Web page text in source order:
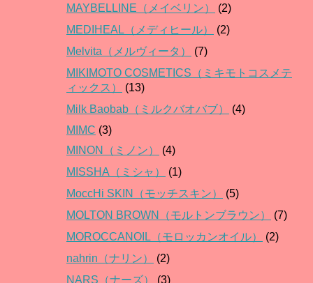
MAYBELLINE（メイベリン）
(2)
MEDIHEAL（メディヒール）
(2)
Melvita（メルヴィータ）
(7)
MIKIMOTO COSMETICS（ミキモトコスメテ
ィックス）
(13)
Milk Baobab（ミルクバオバブ）
(4)
MIMC (3)
MINON（ミノン）
(4)
MISSHA（ミシャ）
(1)
MoccHi SKIN（モッチスキン）
(5)
MOLTON BROWN（モルトンブラウン）
(7)
MOROCCANOIL（モロッカンオイル）
(2)
nahrin（ナリン）
(2)
NARS（ナーズ）
(3)